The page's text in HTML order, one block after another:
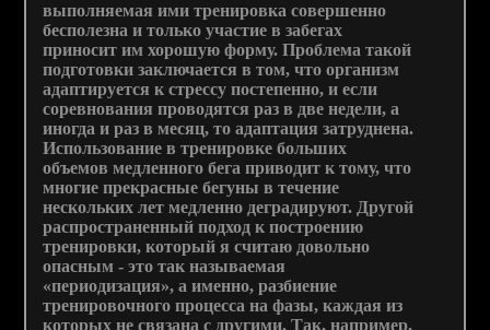
выполняемая ими тренировка совершенно
бесполезна и только участие в забегах
приносит им хорошую форму. Проблема такой
подготовки заключается в том, что организм
адаптируется к стрессу постепенно, и если
соревнования проводятся раз в две недели, а
иногда и раз в месяц, то адаптация затруднена.
Использование в тренировке больших
объемов медленного бега приводит к тому, что
многие прекрасные бегуны в течение
нескольких лет медленно деградируют. Другой
распространенный подход к построению
тренировки, который я считаю довольно
опасным - это так называемая
«периодизация», а именно, разбиение
тренировочного процесса на фазы, каждая из
которых не связана с другими. Так, например,